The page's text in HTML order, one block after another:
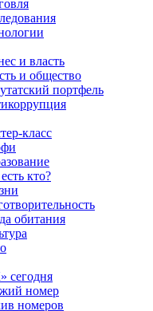
и власть
и общество
портфель
класс
кто?
обитания
сегодня
номер
номеров